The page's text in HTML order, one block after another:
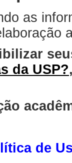
as
da USP?
de